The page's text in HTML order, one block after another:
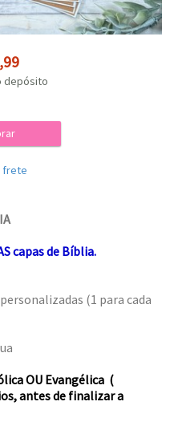
depósito
frete
capas de Bíblia.
(1 para cada
OU Evangélica (
antes de finalizar a